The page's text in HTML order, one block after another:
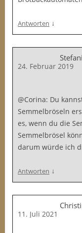
Antworten ↓
24. Februar 2019
@Corina: Du
Semmelbröseln
es, wenn du die
Semmelbrösel
darum würde ich
Antworten ↓
11. Juli 2021